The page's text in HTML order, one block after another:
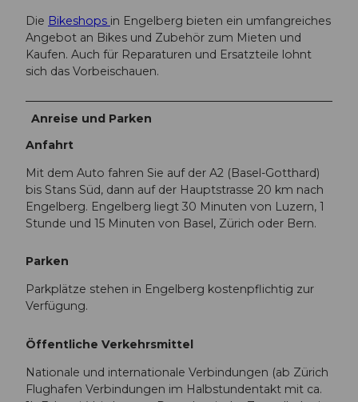
Die Bikeshops in Engelberg bieten ein umfangreiches
Angebot an Bikes und Zubehör zum Mieten und
Kaufen. Auch für Reparaturen und Ersatzteile lohnt
sich das Vorbeischauen.
Anreise und Parken
Anfahrt
Mit dem Auto fahren Sie auf der A2 (Basel-Gotthard)
bis Stans Süd, dann auf der Hauptstrasse 20 km nach
Engelberg. Engelberg liegt 30 Minuten von Luzern, 1
Stunde und 15 Minuten von Basel, Zürich oder Bern.
Parken
Parkplätze stehen in Engelberg kostenpflichtig zur
Verfügung.
Öffentliche Verkehrsmittel
Nationale und internationale Verbindungen (ab Zürich
Flughafen Verbindungen im Halbstundentakt mit ca.